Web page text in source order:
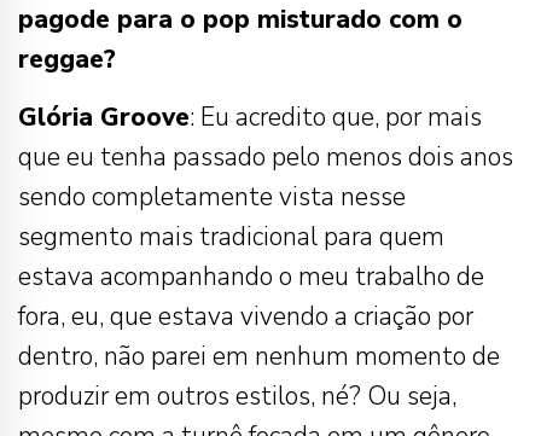
pagode para o pop misturado com o
reggae?
Glória Groove: Eu acredito que, por mais
que eu tenha passado pelo menos dois anos
sendo completamente vista nesse
segmento mais tradicional para quem
estava acompanhando o meu trabalho de
fora, eu, que estava vivendo a criação por
dentro, não parei em nenhum momento de
produzir em outros estilos, né? Ou seja,